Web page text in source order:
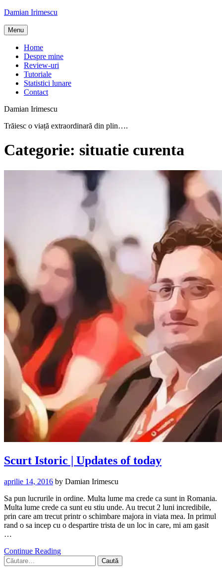
Skip
content
Damian Irimescu
Menu
Home
Despre mine
Review-uri
Tutoriale
Statistici lunare
Contact
Damian Irimescu
Trăiesc o viață extraordinară din plin….
Categorie: situatie curenta
Scurt Istoric | Updates of today
aprilie 14, 2016 by Damian Irimescu
Sa pun lucrurile in ordine. Multa lume ma crede ca sunt in Romania.
Multa lume crede ca sunt eu stiu unde. Au trecut 2 luni incredibile,
prin care am trecut printr o schimbare majora in viata mea. In primul
rand o sa incep cu o despartire trista de un loc in care, mi am gasit
…
Continue Reading
Caută
după: